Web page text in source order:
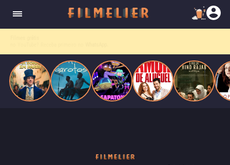
Paris
obras-primas, participa de festas e busca romance